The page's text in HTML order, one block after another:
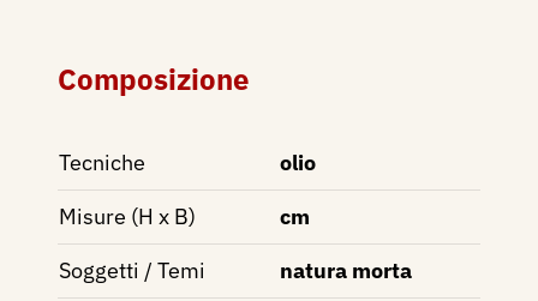
Composizione
Tecniche
olio
Misure (H x B)
cm
Soggetti / Temi
natura morta